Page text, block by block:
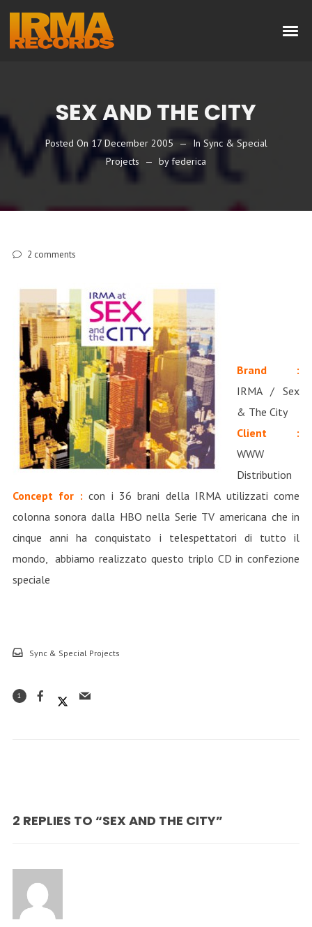
SEX AND THE CITY
Posted On 17 December 2005 In Sync & Special
Projects
byfederica
2 comments
Brand :
IRMA / Sex
& The City
Client :
WWW
Distribution
Concept for : con i 36 brani della IRMA utilizzati come
colonna sonora dalla HBO nella Serie TV americana che in
cinque anni ha conquistato i telespettatori di tutto il
mondo, abbiamo realizzato questo triplo CD in confezione
speciale
Sync & Special Projects
1
2 REPLIES TO “SEX AND THE CITY”